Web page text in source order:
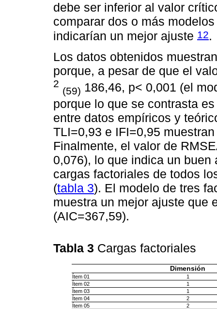
debe ser inferior al valor
comparar dos o más
indicarían un mejor ajuste 12.
Los datos obtenidos
porque, a pesar de que el
2
(59) 186,46, p< 0,001 (el
porque lo que se contrasta
entre datos empíricos y
TLI=0,93 e IFI=0,95
Finalmente, el valor de
0,076), lo que indica un
cargas factoriales de todos
(tabla 3). El modelo de tres
muestra un mejor ajuste que
(AIC=367,59).
Tabla 3 Cargas factoriales
Dimensión
Ítem 01
1
Ítem 02
1
Ítem 03
1
Ítem 04
2
Ítem 05
2